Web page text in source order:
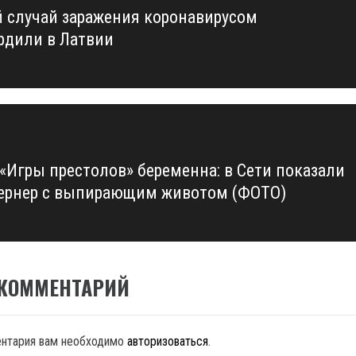
заражения коронавирусом
в Латвии
престолов» беременна: в Сети показали
с выпирающим животом (ФОТО)
вам необходимо авторизоваться.